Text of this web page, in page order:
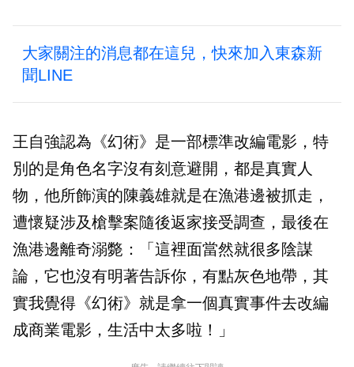
大家關注的消息都在這兒，快來加入東森新
聞LINE
王自強認為《幻術》是一部標準改編電影，特
別的是角色名字沒有刻意避開，都是真實人
物，他所飾演的陳義雄就是在漁港邊被抓走，
遭懷疑涉及槍擊案隨後返家接受調查，最後在
漁港邊離奇溺斃：「這裡面當然就很多陰謀
論，它也沒有明著告訴你，有點灰色地帶，其
實我覺得《幻術》就是拿一個真實事件去改編
成商業電影，生活中太多啦！」